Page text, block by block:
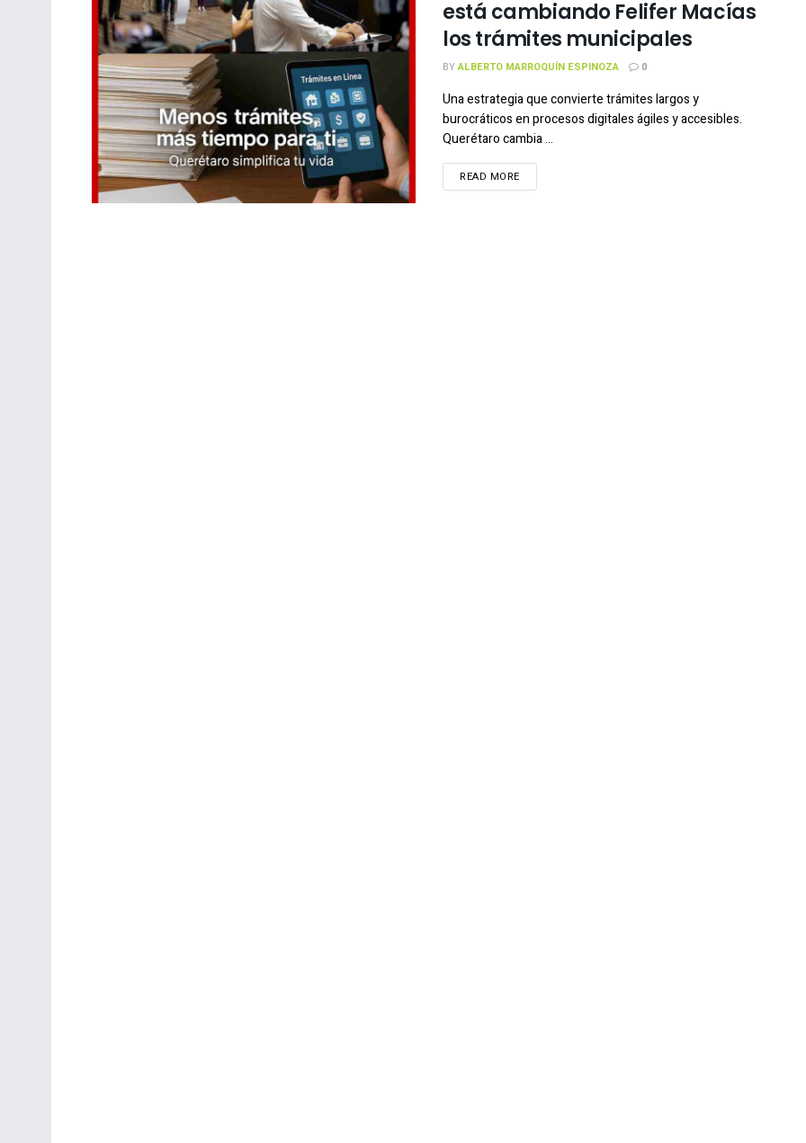
está cambiando Felifer Macías
los trámites municipales
BYALBERTO MARROQUÍN ESPINOZA 0
Una estrategia que convierte trámites largos y
burocráticos en procesos digitales ágiles y accesibles.
Querétaro cambia ...
READ MORE